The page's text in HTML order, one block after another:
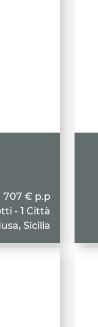
707 € p.p
- 1 Città
Sicilia